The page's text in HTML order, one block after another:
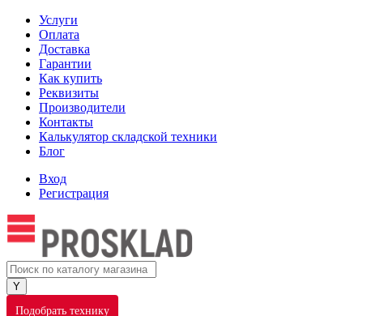
Услуги
Оплата
Доставка
Гарантии
Как купить
Реквизиты
Производители
Контакты
Калькулятор складской техники
Блог
Вход
Регистрация
Подобрать технику